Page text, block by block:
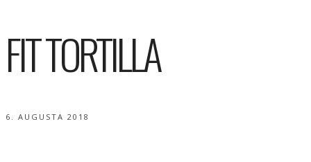
FIT TORTILLA
6. AUGUSTA 2018